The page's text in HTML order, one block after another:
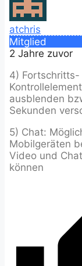
atchris
Mitglied
2 Jahre zuvor
4) Fortschritts-
ausblenden
Sekunden
5) Chat:
Mobilgeräten
Video und
können